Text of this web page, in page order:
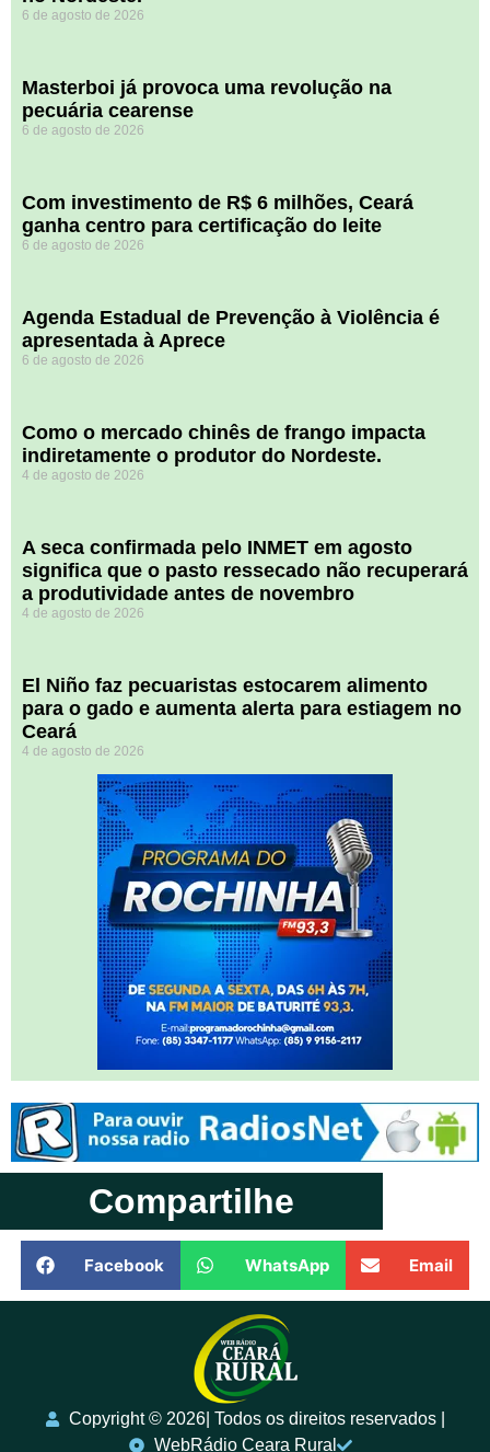
6 de agosto de 2026
Masterboi já provoca uma revolução na
pecuária cearense
6 de agosto de 2026
Com investimento de R$ 6 milhões, Ceará
ganha centro para certificação do leite
6 de agosto de 2026
Agenda Estadual de Prevenção à Violência é
apresentada à Aprece
6 de agosto de 2026
​Como o mercado chinês de frango impacta
indiretamente o produtor do Nordeste.
4 de agosto de 2026
A seca confirmada pelo INMET em agosto
significa que o pasto ressecado não recuperará
a produtividade antes de novembro
4 de agosto de 2026
El Niño faz pecuaristas estocarem alimento
para o gado e aumenta alerta para estiagem no
Ceará
4 de agosto de 2026
Compartilhe
Facebook WhatsApp Email
Copyright ©️ 2026| Todos os direitos reservados |
WebRádio Ceara Rural